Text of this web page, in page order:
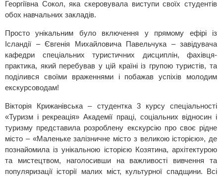
Георгіївна Сокол, яка скеровувала виступи своїх студентів
обох навчальних закладів.
Просто унікальним було включення у прямому ефірі із
Ісландії – Євгенія Михайловича Павельчука – завідувача
кафедри спеціальних туристичних дисциплін, фахівця-
практика, який перебував у цій країні із групою туристів, та
поділився своїми враженнями і побажав успіхів молодим
екскурсоводам!
Вікторія Крижанівська – студентка 3 курсу спеціальності
«Туризм і рекреація» Академії праці, соціальних відносин і
туризму представила розроблену екскурсію про своє рідне
місто – «Маленьке залізничне місто з великою історією», де
познайомила із унікальною історією Козятина, архітектурою
та мистецтвом, наголосивши на важливості вивчення та
популяризації історії малих міст, культурної спадщини. Всі